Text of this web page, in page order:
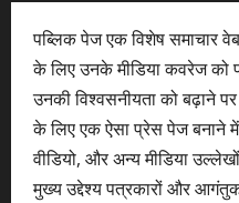
पब्लिक पेज एक विशेष समाचार
के लिए उनके मीडिया कवरेज को
उनकी विश्वसनीयता को बढ़ाने
के लिए एक ऐसा प्रेस पेज बनाने
वीडियो, और अन्य मीडिया
मुख्य उद्देश्य पत्रकारों और